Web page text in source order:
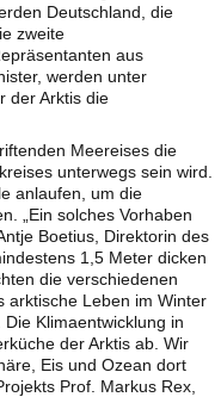
Deutschland, die
zweite
aus
werden unter
der Arktis die
Meereises die
unterwegs sein wird.
anlaufen, um die
„Ein solches Vorhaben
Boetius, Direktorin des
1,5 Meter dicken
die verschiedenen
arktische Leben im Winter
Klimaentwicklung in
der Arktis ab. Wir
Eis und Ozean dort
Prof. Markus Rex,